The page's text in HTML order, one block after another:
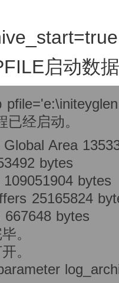
启动数
经启动。
Area
bytes
bytes
25165824
667648 bytes
。
。